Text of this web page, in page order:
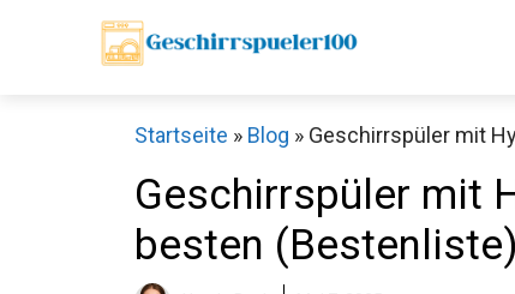
Startseite » Blog » Geschirrspüler mit
Geschirrspüler mit
besten (Bestenliste)